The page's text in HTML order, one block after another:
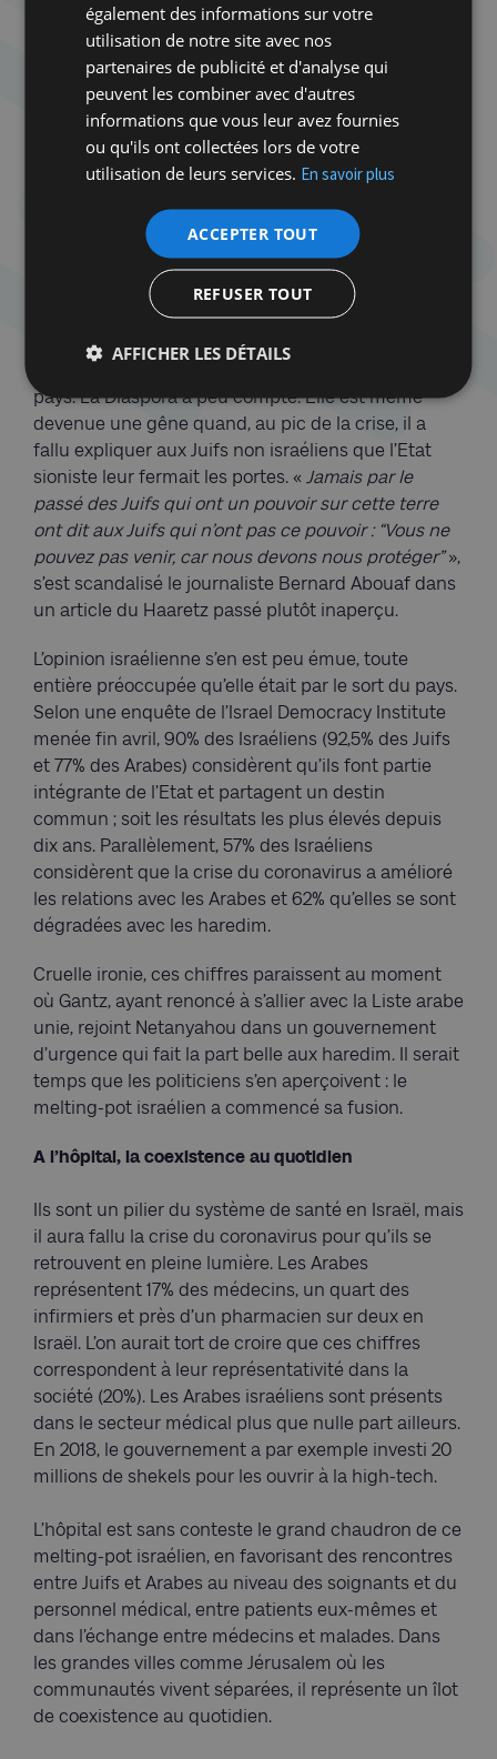
et l’inconséquence des ultra-orthodoxes y sont
frontières a aussi renforcé l’impression chez les
habitants enfermés ensemble que, selon une
formule pourtant galvaudée en Israël, ils ne
pouvaient «
Face à la pandémie, les Israéliens ont vraiment dû
compter sur le collectif pour se protéger. Pour la
première fois peut-être dans une crise majeure,
l’espoir n’est pas venu de Diaspora, mais de ces
pays arabes du Golfe où le Mossad est d’abord allé
chercher du matériel médical, puis de Chine, où
pays. La Diaspora a peu compté. Elle est même
devenue une gêne quand, au pic de la crise, il a
fallu expliquer aux Juifs non israéliens que l’Etat
sioniste leur fermait les portes. « Jamais par le
passé des Juifs qui ont un pouvoir sur cette terre
ont dit aux Juifs qui n’ont pas ce pouvoir : “Vous ne
pouvez pas venir, car nous devons nous protéger”»,
s’est scandalisé le journaliste Bernard Abouaf dans
un article du Haaretz passé plutôt inaperçu.
L’opinion israélienne s’en est peu émue, toute
entière préoccupée qu’elle était par le sort du pays.
Selon une enquête de l’Israel Democracy Institute
menée fin avril, 90% des Israéliens (92,5% des Juifs
et 77% des Arabes) considèrent qu’ils font partie
intégrante de l’Etat et partagent un destin
commun ; soit les résultats les plus élevés depuis
dix ans. Parallèlement, 57% des Israéliens
considèrent que la crise du coronavirus a amélioré
les relations avec les Arabes et 62% qu’elles se sont
dégradées avec les haredim.
Cruelle ironie, ces chiffres paraissent au moment
où Gantz, ayant renoncé à s’allier avec la Liste arabe
unie, rejoint Netanyahou dans un gouvernement
d’urgence qui fait la part belle aux haredim. Il serait
temps que les politiciens s’en aperçoivent : le
melting-pot israélien a commencé sa fusion.
A l’hôpital, la coexistence au quotidien
Ils sont un pilier du système de santé en Israël, mais
il aura fallu la crise du coronavirus pour qu’ils se
retrouvent en pleine lumière. Les Arabes
représentent 17% des médecins, un quart des
infirmiers et près d’un pharmacien sur deux en
Israël. L’on aurait tort de croire que ces chiffres
correspondent à leur représentativité dans la
société (20%). Les Arabes israéliens sont présents
dans le secteur médical plus que nulle part ailleurs.
En 2018, le gouvernement a par exemple investi 20
millions de shekels pour les ouvrir à la high-tech.
L’hôpital est sans conteste le grand chaudron de ce
melting-pot israélien, en favorisant des rencontres
entre Juifs et Arabes au niveau des soignants et du
personnel médical, entre patients eux-mêmes et
dans l’échange entre médecins et malades. Dans
les grandes villes comme Jérusalem où les
communautés vivent séparées, il représente un îlot
de coexistence au quotidien.
également des informations sur votre
utilisation de notre site avec nos
partenaires de publicité et d'analyse qui
peuvent les combiner avec d'autres
informations que vous leur avez fournies
ou qu'ils ont collectées lors de votre
utilisation de leurs services. En savoir plus
ACCEPTER TOUT
REFUSER TOUT
AFFICHER LES DÉTAILS